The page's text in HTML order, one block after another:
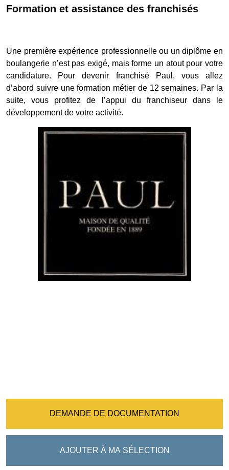
Formation et assistance des franchisés
Une première expérience professionnelle ou un diplôme en
boulangerie n’est pas exigé, mais forme un atout pour votre
candidature. Pour devenir franchisé Paul, vous allez
d’abord suivre une formation métier de 12 semaines. Par la
suite, vous profitez de l’appui du franchiseur dans le
développement de votre activité.
DEMANDE DE DOCUMENTATION
AJOUTER À MA SÉLECTION